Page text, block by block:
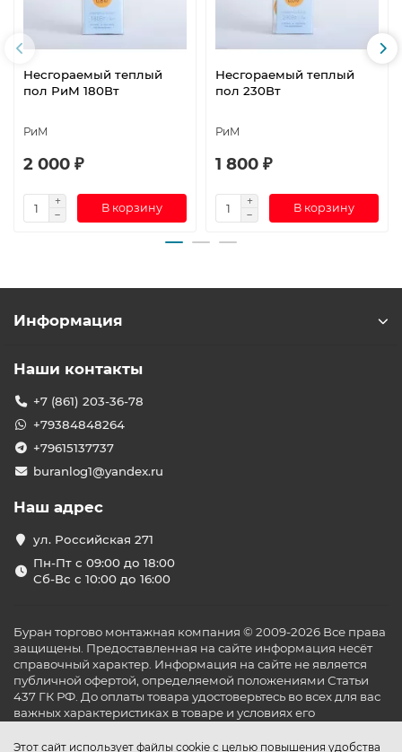
Несгораемый теплый
пол РиМ 180Вт
РиМ
2 000 ₽
В корзину
Несгораемый теплый
пол 230Вт
РиМ
1 800 ₽
В корзину
Этот сайт использует файлы cookie с целью повышения удобства
Информация
Наши контакты
+7 (861) 203-36-78
+79384848264
+79615137737
buranlog1@yandex.ru
Наш адрес
ул. Российская 271
Пн-Пт с 09:00 до 18:00
Сб-Вс с 10:00 до 16:00
Буран торгово монтажная компания © 2009-2026 Все права
защищены. Предоставленная на сайте информация несёт
справочный характер. Информация на сайте не является
публичной офертой, определяемой положениями Статьи
437 ГК РФ. До оплаты товара удостоверьтесь во всех для вас
важных характеристиках в товаре и условиях его